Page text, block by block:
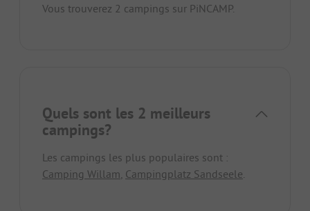
Vous trouverez 2 campings sur PiNCAMP.
Quels sont les 2 meilleurs
campings?
Les campings les plus populaires sont :
Camping Willam Campingplatz Sandseele